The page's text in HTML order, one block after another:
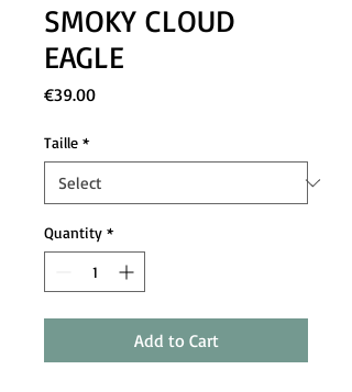
SMOKY CLOUD
EAGLE
€39.00Price
Taille *
Quantity *
Add to Cart